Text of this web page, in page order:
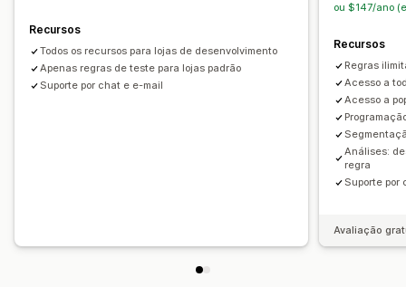
Acionadores e regras
Segmentação
Recursos
Todos os recursos para lojas de desenvolvimento
Apenas regras de teste para lojas padrão
Suporte por chat e e-mail
ou $147/ano
Recursos
Regras
Acesso a
Acesso a
Análises:
regra
Suporte por
Avaliação